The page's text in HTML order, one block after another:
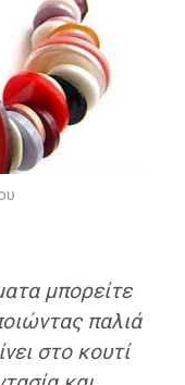
μπορείτε
παλιά
στο κουτί